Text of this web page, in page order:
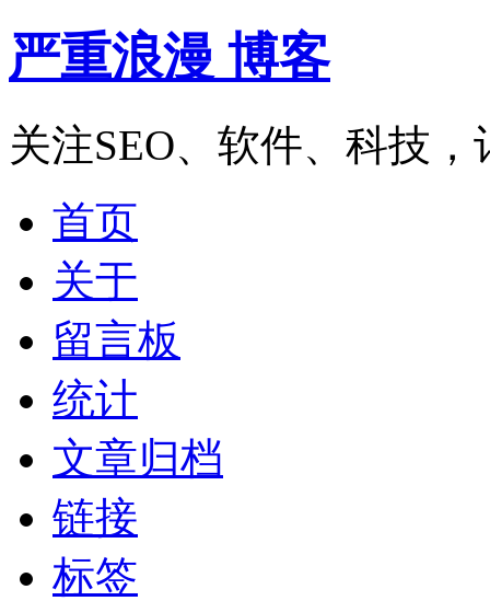
严重浪漫 博客
关注SEO、软件、科技
首页
关于
留言板
统计
文章归档
链接
标签